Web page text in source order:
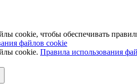
cookie, чтобы обеспечивать
файлов cookie
cookie. Правила использования